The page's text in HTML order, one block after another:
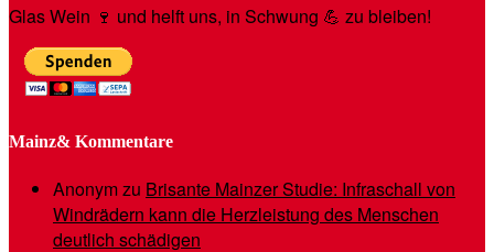
Glas Wein 🍷 und helft uns, in Schwung 💪 zu bleiben!
Mainz& Kommentare
Anonymzu Brisante Mainzer Studie: Infraschall von
Windrädern kann die Herzleistung des Menschen
deutlich schädigen